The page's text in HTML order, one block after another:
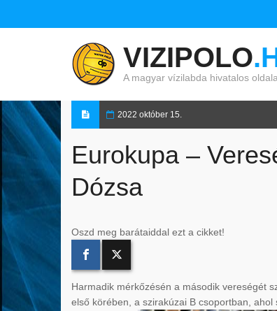
VIZIPOLO
A magyar vízilabda hivatalos
2022 október 15.
Eurokupa –
Dózsa
Oszd meg barátaiddal ezt a cikket!
Harmadik mérkőzésén a második vereségét
első körében, a szirakúzai B csoportban,